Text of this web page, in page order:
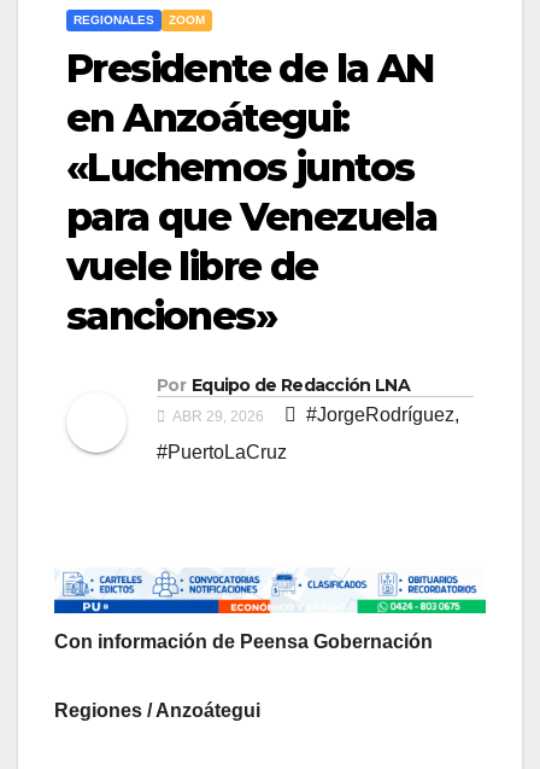
REGIONALES ZOOM
Presidente de la AN
en Anzoátegui:
«Luchemos juntos
para que Venezuela
vuele libre de
sanciones»
Por Equipo de Redacción LNA
ABR 29, 2026 #JorgeRodríguez,
#PuertoLaCruz
Con información de Peensa Gobernación
Regiones / Anzoátegui